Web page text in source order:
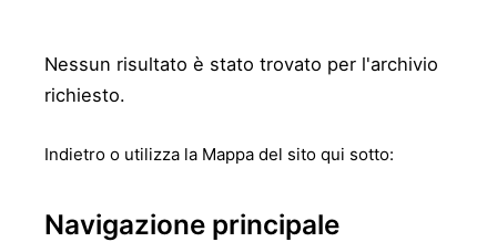
Nessun risultato è stato trovato per l'archivio
richiesto.
Indietro o utilizza la Mappa del sito qui sotto:
Navigazione principale